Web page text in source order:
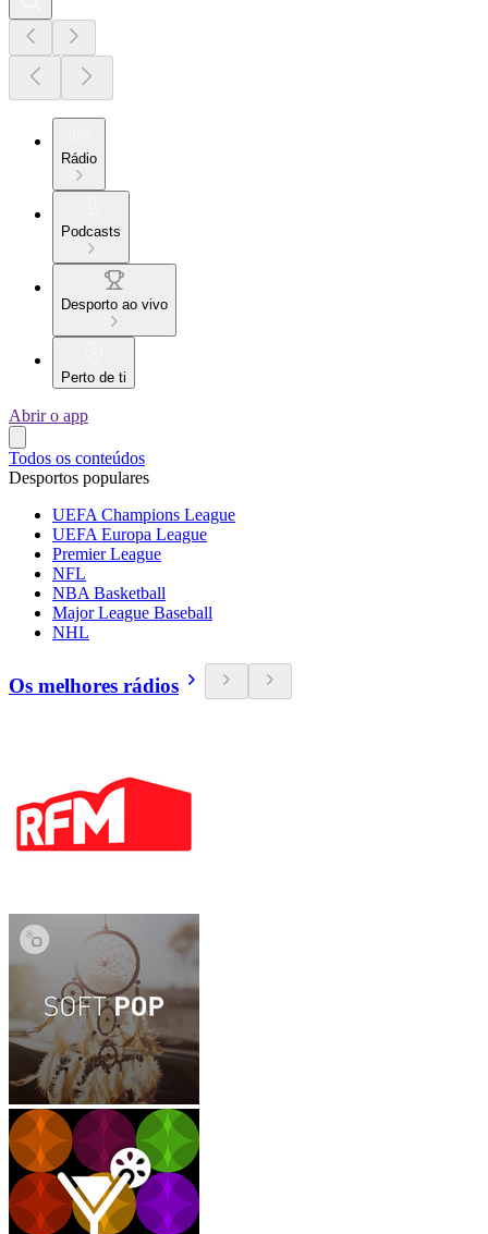
Rádio
Podcasts
Desporto ao vivo
Perto de ti
Abrir o app
Todos os conteúdos
Desportos populares
UEFA Champions League
UEFA Europa League
Premier League
NFL
NBA Basketball
Major League Baseball
NHL
Os melhores rádios